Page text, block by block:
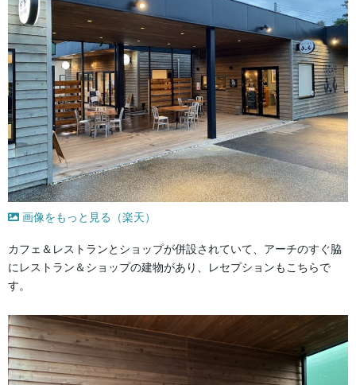
画像をもっと見る（楽天）
カフェ＆レストランとショップが併設されていて、アーチのすぐ脇
にレストラン＆ショップの建物があり、レセプションもこちらで
す。